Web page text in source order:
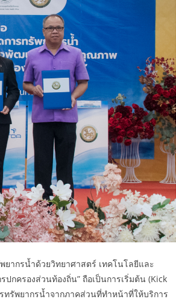
ยากรน้ำด้วยวิทยาศาสตร์ เทคโนโลยีและ
ครองส่วนท้องถิ่น” ถือเป็นการเริ่มต้น (Kick
ทรัพยากรน้ำจากภาคส่วนที่ทำหน้าที่ให้บริการ